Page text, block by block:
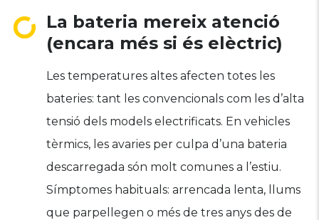
La bateria mereix atenció
(encara més si és elèctric)
Les temperatures altes afecten totes les
bateries: tant les convencionals com les d’alta
tensió dels models electrificats. En vehicles
tèrmics, les avaries per culpa d’una bateria
descarregada són molt comunes a l’estiu.
Símptomes habituals: arrencada lenta, llums
que parpellegen o més de tres anys des de